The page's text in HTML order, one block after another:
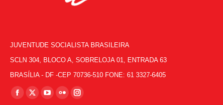
JUVENTUDE SOCIALISTA BRASILEIRA
SCLN 304, BLOCO A, SOBRELOJA 01, ENTRADA 63
BRASÍLIA - DF -CEP 70736-510 FONE: 61 3327-6405
Encontre-nos em:
Facebook
X
YouTube
FlickrInstagram